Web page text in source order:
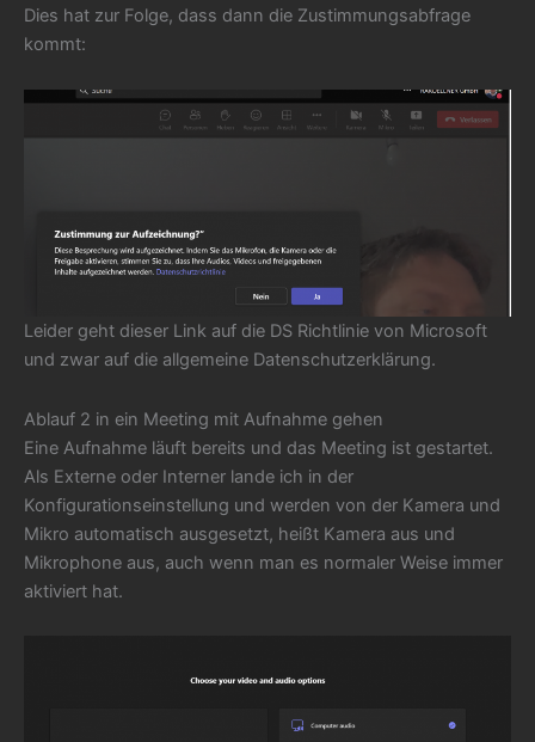
Dies hat zur Folge, dass dann die Zustimmungsabfrage
kommt:
Leider geht dieser Link auf die DS Richtlinie von Microsoft
und zwar auf die allgemeine Datenschutzerklärung.
Ablauf 2 in ein Meeting mit Aufnahme gehen
Eine Aufnahme läuft bereits und das Meeting ist gestartet.
Als Externe oder Interner lande ich in der
Konfigurationseinstellung und werden von der Kamera und
Mikro automatisch ausgesetzt, heißt Kamera aus und
Mikrophone aus, auch wenn man es normaler Weise immer
aktiviert hat.